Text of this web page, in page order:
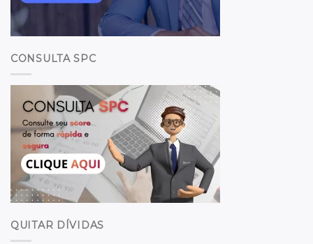
CONSULTA SPC
QUITAR DÍVIDAS